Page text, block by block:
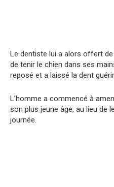
Le dentiste lui a alors offert
de tenir le chien dans ses
reposé et a laissé la dent
L’homme a commencé à
son plus jeune âge, au lieu de
journée.